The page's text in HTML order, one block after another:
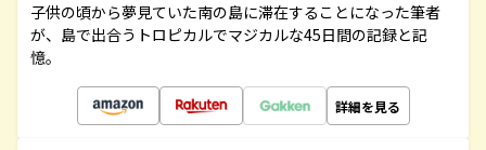
子供の頃から夢見ていた南の島に滞在することになった筆者
が、島で出合うトロピカルでマジカルな45日間の記録と記
憶。
詳細を見る